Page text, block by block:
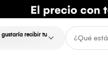
gustaría recibir tu